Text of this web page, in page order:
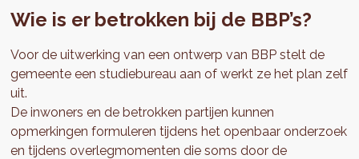
Wie is er betrokken bij de BBP’s?
Voor de uitwerking van een ontwerp van BBP stelt de
gemeente een studiebureau aan of werkt ze het plan zelf
uit.
De inwoners en de betrokken partijen kunnen
opmerkingen formuleren tijdens het openbaar onderzoek
en tijdens overlegmomenten die soms door de